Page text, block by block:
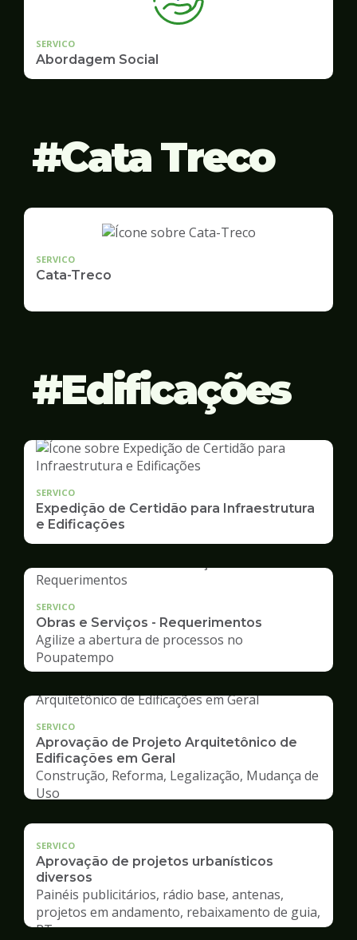
SERVICO
Abordagem Social
Cata Treco
SERVICO
Cata-Treco
Edificações
SERVICO
Expedição de Certidão para Infraestrutura
e Edificações
SERVICO
Obras e Serviços - Requerimentos
Agilize a abertura de processos no
Poupatempo
SERVICO
Aprovação de Projeto Arquitetônico de
Edificações em Geral
Construção, Reforma, Legalização, Mudança de
Uso
SERVICO
Aprovação de projetos urbanísticos
diversos
Painéis publicitários, rádio base, antenas,
projetos em andamento, rebaixamento de guia,
RT